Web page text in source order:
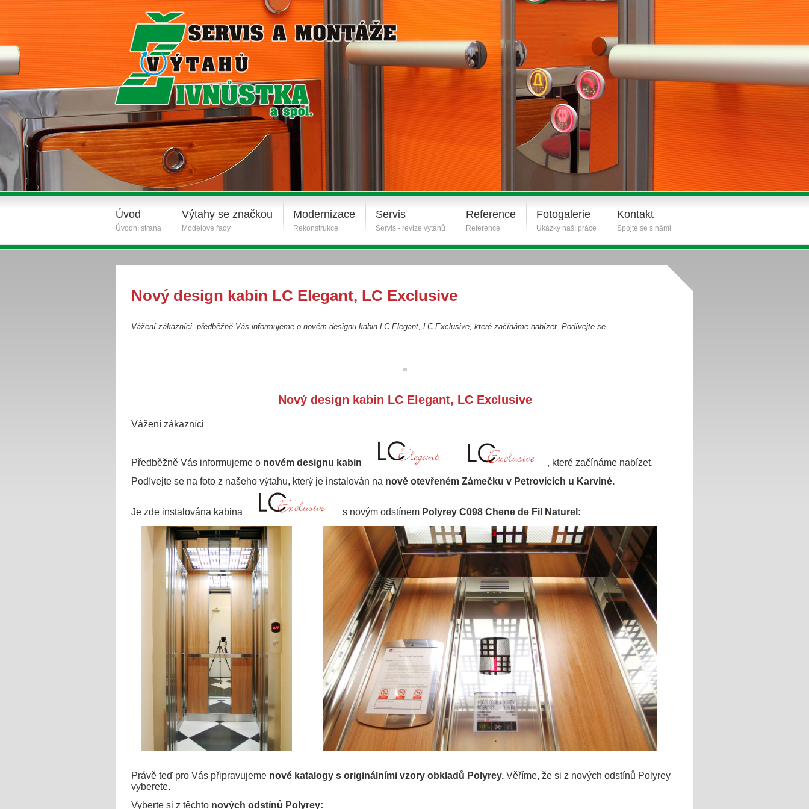
Úvod
Úvodní strana
Výtahy se značkou
Modelové řady
Modernizace
Rekonstrukce
Servis
Servis - revize výtahů
Reference
Reference
Fotogalerie
Ukázky naší práce
Kontakt
Spojte se s námi
Nový design kabin LC Elegant, LC Exclusive
Vážení zákazníci, předběžně Vás informujeme o novém designu kabin LC Elegant, LC Exclusive, které začínáme nabízet. Podívejte se.
Nový design kabin LC Elegant, LC Exclusive
Vážení zákazníci
Předběžně Vás informujeme o novém designu kabin
, které začínáme nabízet.
Podívejte se na foto z našeho výtahu, který je instalován na nově otevřeném Zámečku v Petrovicích u Karviné.
Je zde instalována kabina s novým odstínem Polyrey C098 Chene de Fil Naturel:
Právě teď pro Vás připravujeme nové katalogy s originálními vzory obkladů Polyrey. Věříme, že si z nových odstínů Polyrey
vyberete.
Vyberte si z těchto nových odstínů Polyrey: